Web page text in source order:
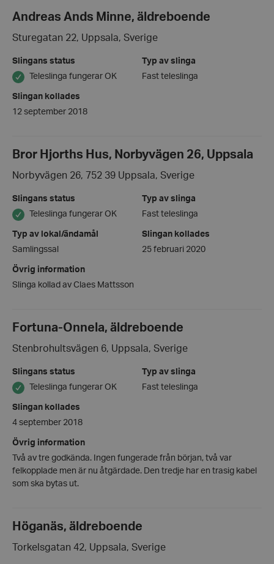
Andreas Ands Minne, äldreboende
Sturegatan 22, Uppsala, Sverige
Slingans status
Teleslinga fungerar OK
Typ av slinga
Fast teleslinga
Slingan kollades
12 september 2018
Bror Hjorths Hus, Norbyvägen 26, Uppsala
Norbyvägen 26, 752 39 Uppsala, Sverige
Slingans status
Teleslinga fungerar OK
Typ av slinga
Fast teleslinga
Typ av lokal/ändamål
Samlingssal
Slingan kollades
25 februari 2020
Övrig information
Slinga kollad av Claes Mattsson
Fortuna-Onnela, äldreboende
Stenbrohultsvägen 6, Uppsala, Sverige
Slingans status
Teleslinga fungerar OK
Typ av slinga
Fast teleslinga
Slingan kollades
4 september 2018
Övrig information
Två av tre godkända. Ingen fungerade från början, två var
felkopplade men är nu åtgärdade. Den tredje har en trasig kabel
som ska bytas ut.
Höganäs, äldreboende
Torkelsgatan 42, Uppsala, Sverige